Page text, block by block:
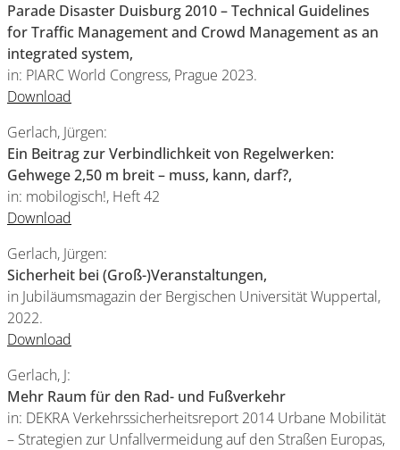
Parade Disaster Duisburg 2010 – Technical Guidelines
for Traffic Management and Crowd Management as an
integrated system,
in: PIARC World Congress, Prague 2023.
Download
Gerlach, Jürgen:
Ein Beitrag zur Verbindlichkeit von Regelwerken:
Gehwege 2,50 m breit – muss, kann, darf?,
in: mobilogisch!, Heft 42
Download
Gerlach, Jürgen:
Sicherheit bei (Groß-)Veranstaltungen,
in Jubiläumsmagazin der Bergischen Universität Wuppertal,
2022.
Download
Gerlach, J:
Mehr Raum für den Rad- und Fußverkehr
in: DEKRA Verkehrssicherheitsreport 2014 Urbane Mobilität
– Strategien zur Unfallvermeidung auf den Straßen Europas,